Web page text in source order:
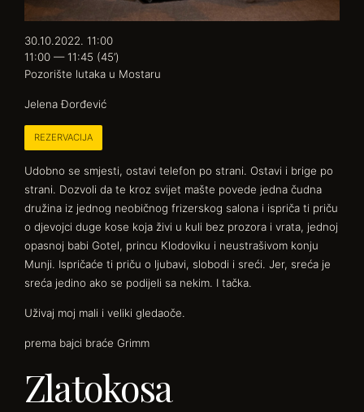
Udobno se smjesti, ostavi telefon po strani. Ostavi i brige po
strani. Dozvoli da te kroz svijet mašte povede jedna čudna
družina iz jednog neobičnog frizerskog salona i ispriča ti priču
o djevojci duge kose koja živi u kuli bez prozora i vrata, jednoj
opasnoj babi Gotel, princu Klodoviku i neustrašivom konju
Munji. Ispričaće ti priču o ljubavi, slobodi i sreći. Jer, sreća je
sreća jedino ako se podijeli sa nekim. I tačka.
Uživaj moj mali i veliki gledaoče.
prema bajci braće Grimm
Zlatokosa
30.10.2022. 11:00
11:00 — 11:45 (45’)
Pozorište lutaka u Mostaru
Jelena Đorđević
REZERVACIJA